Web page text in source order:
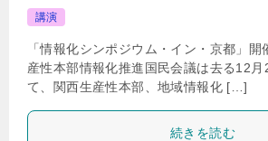
講演
「情報化シンポジウム・イン・京都
産性本部情報化推進国民会議は去る12月
て、関西生産性本部、地域情報化 […]
続きを読む